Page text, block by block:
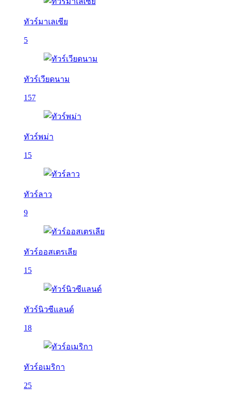
ทัวร์มาเลเซีย
5
ทัวร์เวียดนาม
157
ทัวร์พม่า
15
ทัวร์ลาว
9
ทัวร์ออสเตรเลีย
15
ทัวร์นิวซีแลนด์
18
ทัวร์อเมริกา
25